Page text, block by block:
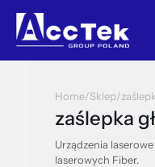
Home/Sklep/
zaślepka
Urządzenia
laserowych Fiber.